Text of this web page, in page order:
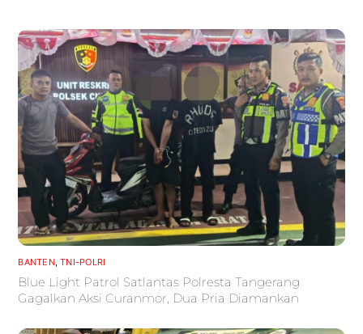
BANTEN,TNI-POLRI
Blue Light Patrol Satlantas Polresta Tangerang
Gagalkan Aksi Curanmor, Dua Pria Diamankan